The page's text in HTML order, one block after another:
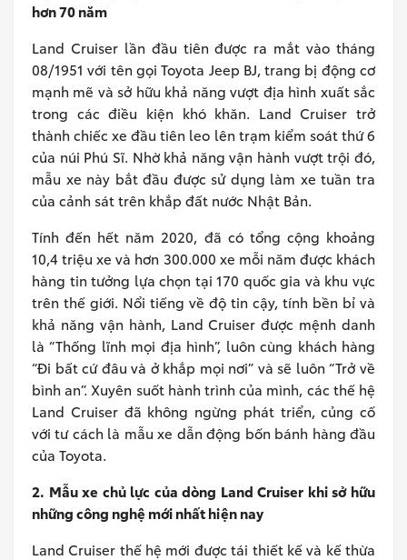
hơn 70 năm
Land Cruiser lần đầu tiên được ra mắt vào tháng
08/1951 với tên gọi Toyota Jeep BJ, trang bị động cơ
mạnh mẽ và sở hữu khả năng vượt địa hình xuất sắc
trong các điều kiện khó khăn. Land Cruiser trở
thành chiếc xe đầu tiên leo lên trạm kiểm soát thứ 6
của núi Phú Sĩ. Nhờ khả năng vận hành vượt trội đó,
mẫu xe này bắt đầu được sử dụng làm xe tuần tra
của cảnh sát trên khắp đất nước Nhật Bản.
Tính đến hết năm 2020, đã có tổng cộng khoảng
10,4 triệu xe và hơn 300.000 xe mỗi năm được khách
hàng tin tưởng lựa chọn tại 170 quốc gia và khu vực
trên thế giới. Nổi tiếng về độ tin cậy, tính bền bỉ và
khả năng vận hành, Land Cruiser được mệnh danh
là “Thống lĩnh mọi địa hình”, luôn cùng khách hàng
“Đi bất cứ đâu và ở khắp mọi nơi” và sẽ luôn “Trở về
bình an”. Xuyên suốt hành trình của mình, các thế hệ
Land Cruiser đã không ngừng phát triển, củng cố
với tư cách là mẫu xe dẫn động bốn bánh hàng đầu
của Toyota.
2. Mẫu xe chủ lực của dòng Land Cruiser khi sở hữu
những công nghệ mới nhất hiện nay
Land Cruiser thế hệ mới được tái thiết kế và kế thừa